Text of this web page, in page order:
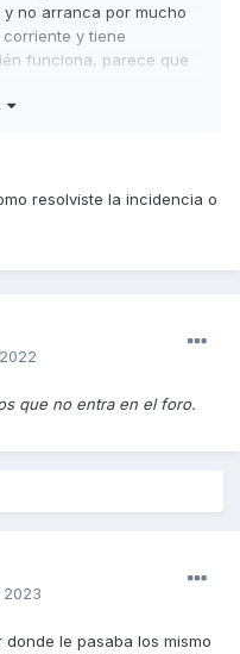
y no arranca por mucho
y tiene
funciona, parece que
resolviste la incidencia o
que no entra en el foro.
le pasaba los mismo